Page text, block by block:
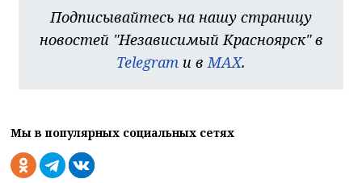
Подписывайтесь на нашу страницу
новостей "Независимый Красноярск" в
Telegram и вMAX.
Мы в популярных социальных сетях